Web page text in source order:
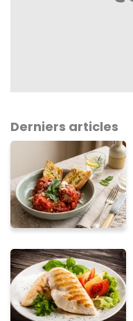
Derniers articles